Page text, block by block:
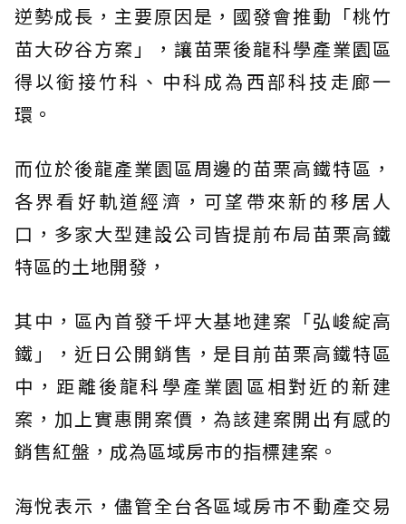
逆勢成長，主要原因是，國發會推動「桃竹
苗大矽谷方案」，讓苗栗後龍科學產業園區
得以銜接竹科、中科成為西部科技走廊一
環。
而位於後龍產業園區周邊的苗栗高鐵特區，
各界看好軌道經濟，可望帶來新的移居人
口，多家大型建設公司皆提前布局苗栗高鐵
特區的土地開發，
其中，區內首發千坪大基地建案「弘峻綻高
鐵」，近日公開銷售，是目前苗栗高鐵特區
中，距離後龍科學產業園區相對近的新建
案，加上實惠開案價，為該建案開出有感的
銷售紅盤，成為區域房市的指標建案。
海悅表示，儘管全台各區域房市不動產交易